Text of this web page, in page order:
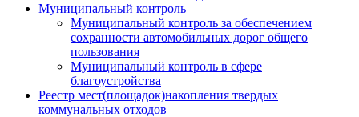
Муниципальный контроль
Муниципальный контроль за обеспечением
сохранности автомобильных дорог общего
пользования
Муниципальный контроль в сфере
благоустройства
Реестр мест(площадок)накопления твердых
коммунальных отходов